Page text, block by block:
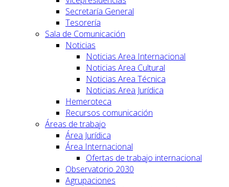
Secretaría General
Tesorería
Sala de Comunicación
Noticias
Noticias Area Internacional
Noticias Area Cultural
Noticias Area Técnica
Noticias Area Jurídica
Hemeroteca
Recursos comunicación
Áreas de trabajo
Área Jurídica
Área Internacional
Ofertas de trabajo internacional
Observatorio 2030
Agrupaciones